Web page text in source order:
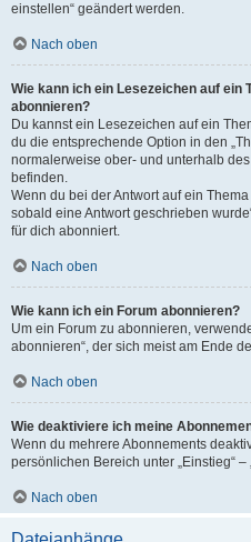
einstellen“ geändert werden.
Nach oben
Wie kann ich ein Lesezeichen auf ein
abonnieren?
Du kannst ein Lesezeichen auf ein
du die entsprechende Option in den
normalerweise ober- und unterhalb
befinden.
Wenn du bei der Antwort auf ein
sobald eine Antwort geschrieben
für dich abonniert.
Nach oben
Wie kann ich ein Forum abonnieren?
Um ein Forum zu abonnieren,
abonnieren“, der sich meist am Ende
Nach oben
Wie deaktiviere ich meine
Wenn du mehrere Abonnements
persönlichen Bereich unter „Einstieg“
Nach oben